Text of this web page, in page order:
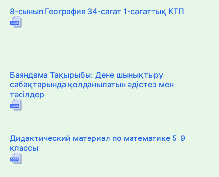
8-сынып География 34-сағат 1-сағаттық КТП
Баяндама Тақырыбы: Дене шынықтыру
сабақтарында қолданылатын әдістер мен
тәсілдер
Дидактический материал по математике 5-9
классы